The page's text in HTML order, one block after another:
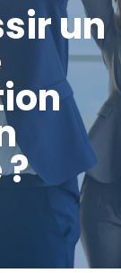
un